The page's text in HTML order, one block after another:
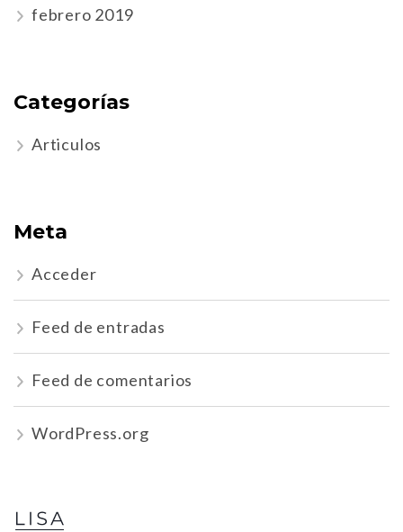
febrero 2019
Categorías
Articulos
Meta
Acceder
Feed de entradas
Feed de comentarios
WordPress.org